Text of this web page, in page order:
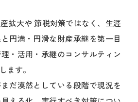
拡大や 節税対策ではなく、生涯
円満・円滑な財産承継を第一目
・活用・承継のコンサルティン
ます。
だ漠然としている段階で現況を